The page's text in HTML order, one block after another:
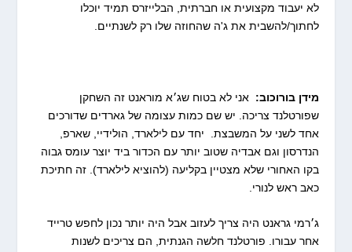
לא יעבוד מקצועית או חברתית, הבלייזרס תמיד יוכלו
לחתוך/להשבית את ג'ה שהחוזה שלו רק לשנתיים.
מידן בורוכוב:אני לא בטוח שג׳א מוראנט זה השחקן
שפורטלנד צריכה. יש שם כמות עצומה של גארדים שדורכים
אחד לשני על המשבצת. יחד עם לילארד, הולידיי, שארפ,
הנדרסון וגם אבדיה שטוב יותר עם הכדור ביד יוצר עומס גבוה
בקו האחורי שלא מצטיין בקליעה (להוציא לילארד). זה חתיכת
כאב ראש לנורי.
ג׳רמי גראנט היה צריך לעזוב אבל היה יותר נכון לחפש טרייד
אחר עבורו. פורטלנד חלשה הגנתית, הם צריכים לשנות